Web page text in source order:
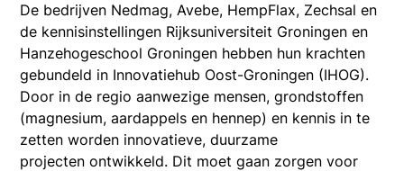
De bedrijven Nedmag, Avebe, HempFlax, Zechsal en
de kennisinstellingen Rijksuniversiteit Groningen en
Hanzehogeschool Groningen hebben hun krachten
gebundeld in Innovatiehub Oost-Groningen (IHOG).
Door in de regio aanwezige mensen, grondstoffen
(magnesium, aardappels en hennep) en kennis in te
zetten worden innovatieve, duurzame
projecten ontwikkeld. Dit moet gaan zorgen voor